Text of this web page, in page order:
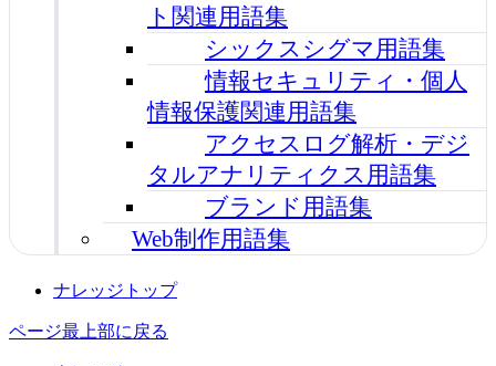
ト関連用語集
シックスシグマ用語集
情報セキュリティ・個人
情報保護関連用語集
アクセスログ解析・デジ
タルアナリティクス用語集
ブランド用語集
Web制作用語集
ナレッジトップ
ページ最上部に戻る